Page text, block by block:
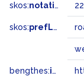
skos:notation
skos:prefLabel
bengthes:inSet